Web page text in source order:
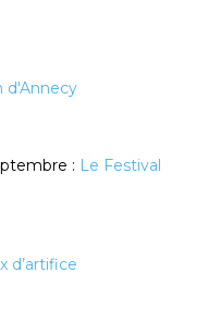
d'Annecy
: Le Festival
d’artifice